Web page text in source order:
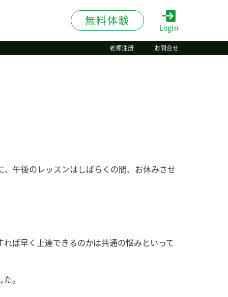
無料体験
Login
老师注册 お問合せ
午後のレッスンはしばらくの間、お休みさせ
ば早く上達できるのかは共通の悩みといって
。